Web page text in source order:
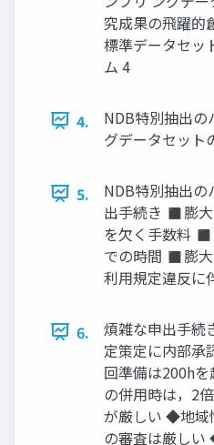
究成果の飛躍
標準データセッ
ム 4
4.
NDB特別抽出の
グデータセット
5.
NDB特別抽出
出手続き ◼膨
を欠く手数料 ◼
での時間 ◼膨
利用規定違反に
6.
煩雑な申出手
定策定に内部
回準備は200h
の併用時は，2
が厳しい ◆地域
の審査は厳し